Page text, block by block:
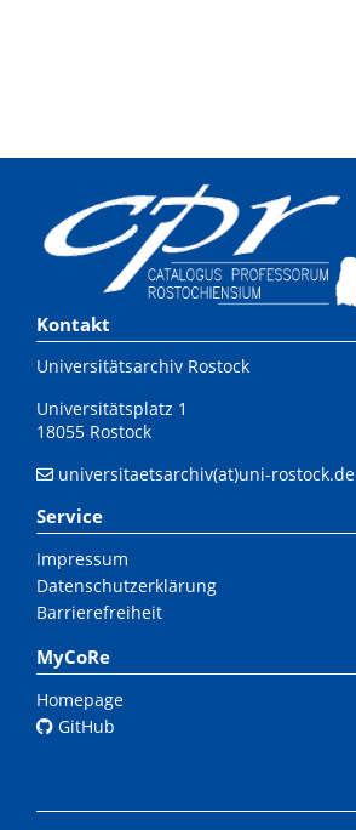
Kontakt
Universitätsarchiv Rostock
Universitätsplatz 1
18055 Rostock
universitaetsarchiv(at)uni-rostock.de
Service
Impressum
Datenschutzerklärung
Barrierefreiheit
MyCoRe
Homepage
GitHub